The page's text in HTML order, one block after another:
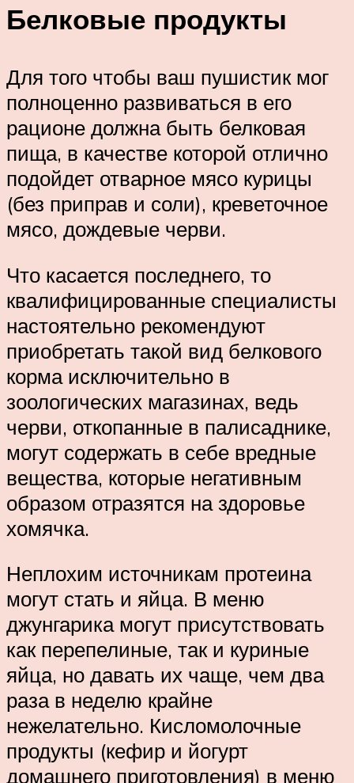
Белковые продукты
Для того чтобы ваш пушистик мог
полноценно развиваться в его
рационе должна быть белковая
пища, в качестве которой отлично
подойдет отварное мясо курицы
(без приправ и соли), креветочное
мясо, дождевые черви.
Что касается последнего, то
квалифицированные специалисты
настоятельно рекомендуют
приобретать такой вид белкового
корма исключительно в
зоологических магазинах, ведь
черви, откопанные в палисаднике,
могут содержать в себе вредные
вещества, которые негативным
образом отразятся на здоровье
хомячка.
Неплохим источникам протеина
могут стать и яйца. В меню
джунгарика могут присутствовать
как перепелиные, так и куриные
яйца, но давать их чаще, чем два
раза в неделю крайне
нежелательно. Кисломолочные
продукты (кефир и йогурт
домашнего приготовления) в меню